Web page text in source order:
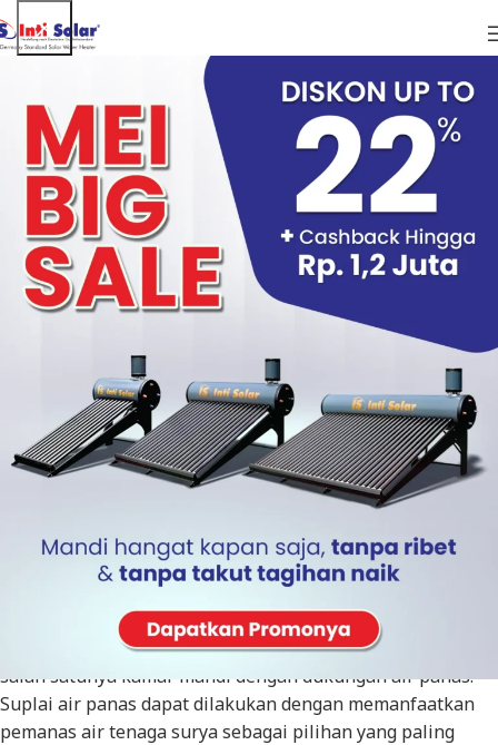
Alasan Mengapa Pemanas Air Tenaga Solar
Tepat Digunakan Untuk Gym
Pemanas air tenaga solar merupakan salah satu jenis
pemanas air yang sangat tepat untuk dijadikan pilihan.
Gerai kebugaran atau gym memamng menyediakan tempat
bagi para membernya untuk melatih kemampuan otot dan
meningkatkan kebugaran. Selain memberikan tempat
latihan tersebut, gym juga harus menyediakan fasilitas
salah satunya kamar mandi dengan dukungan air panas.
Suplai air panas dapat dilakukan dengan memanfaatkan
pemanas air tenaga surya sebagai pilihan yang paling